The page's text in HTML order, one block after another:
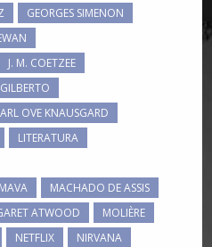
GEORGES SIMENON
J. M. COETZEE
OVE KNAUSGARD
LITERATURA
MACHADO DE ASSIS
ATWOOD
MOLIÈRE
NETFLIX
NIRVANA